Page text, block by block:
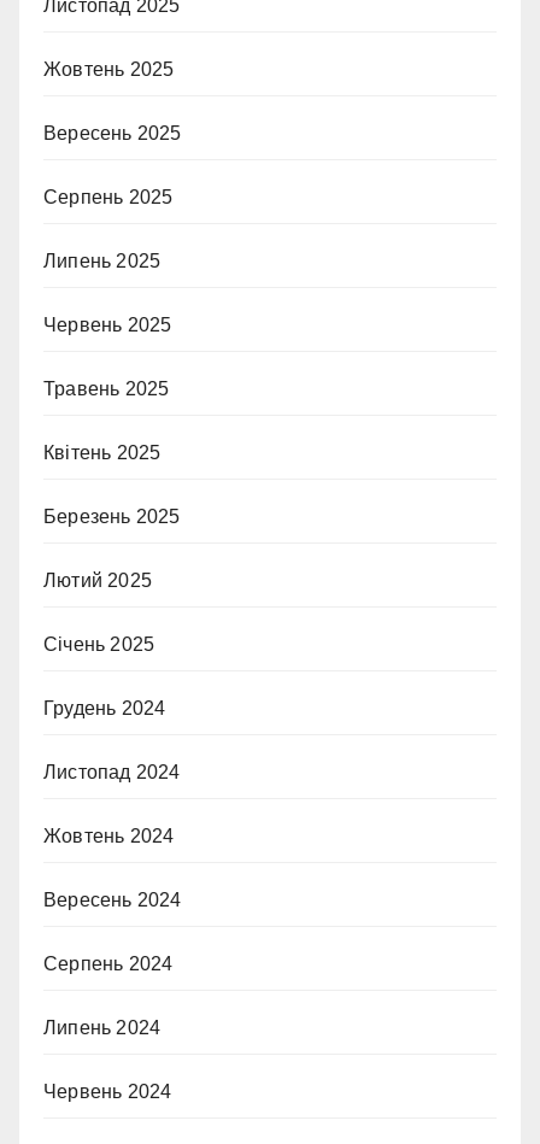
Листопад 2025
Жовтень 2025
Вересень 2025
Серпень 2025
Липень 2025
Червень 2025
Травень 2025
Квітень 2025
Березень 2025
Лютий 2025
Січень 2025
Грудень 2024
Листопад 2024
Жовтень 2024
Вересень 2024
Серпень 2024
Липень 2024
Червень 2024